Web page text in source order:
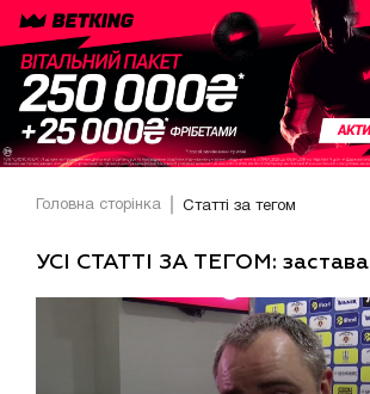
Головна сторінка Статті за тегом
УСІ СТАТТІ ЗА ТЕГОМ: застава